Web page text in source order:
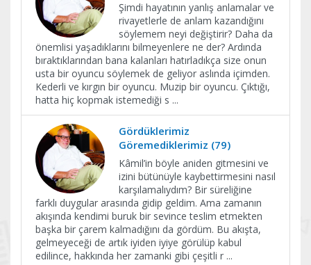
Şimdi hayatının yanlış anlamalar ve
rivayetlerle de anlam kazandığını
söylemem neyi değiştirir? Daha da
önemlisi yaşadıklarını bilmeyenlere ne der? Ardında
bıraktıklarından bana kalanları hatırladıkça size onun
usta bir oyuncu söylemek de geliyor aslında içimden.
Kederli ve kırgın bir oyuncu. Muzip bir oyuncu. Çıktığı,
hatta hiç kopmak istemediği s ...
Gördüklerimiz
Göremediklerimiz (79)
Kâmil’in böyle aniden gitmesini ve
izini bütünüyle kaybettirmesini nasıl
karşılamalıydım? Bir süreliğine
farklı duygular arasında gidip geldim. Ama zamanın
akışında kendimi buruk bir sevince teslim etmekten
başka bir çarem kalmadığını da gördüm. Bu akışta,
gelmeyeceği de artık iyiden iyiye görülüp kabul
edilince, hakkında her zamanki gibi çeşitli r ...